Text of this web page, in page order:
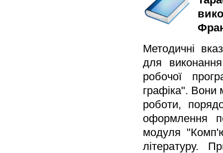
Методичні
для
робочої
графіка". Вони
роботи,
оформлення
модуля
літературу.